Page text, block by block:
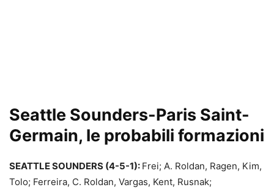
Seattle Sounders-Paris Saint-
Germain, le probabili formazioni
SEATTLE SOUNDERS (4-5-1): Frei; A. Roldan, Ragen, Kim,
Tolo; Ferreira, C. Roldan, Vargas, Kent, Rusnak;